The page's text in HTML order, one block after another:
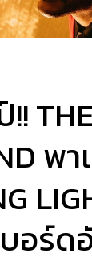
THE
พ
อร์ด